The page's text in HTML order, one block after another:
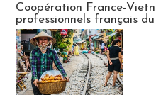
Coopération France-
professionnels français